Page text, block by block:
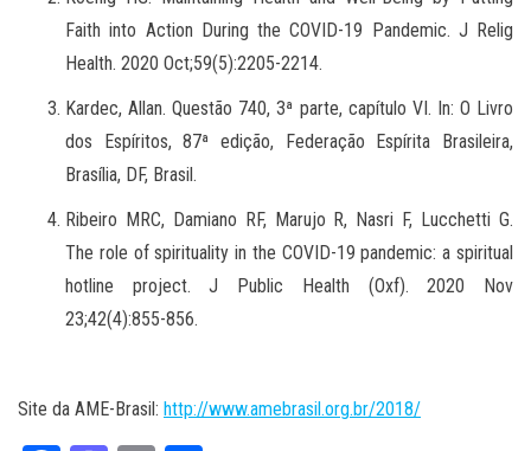
Faith into Action During the COVID-19 Pandemic. J Relig
Health. 2020 Oct;59(5):2205-2214.
Kardec, Allan. Questão 740, 3ª parte, capítulo VI. In: O Livro
dos Espíritos, 87ª edição, Federação Espírita Brasileira,
Brasília, DF, Brasil.
Ribeiro MRC, Damiano RF, Marujo R, Nasri F, Lucchetti G.
The role of spirituality in the COVID-19 pandemic: a spiritual
hotline project.J Public Health (Oxf). 2020 Nov
23;42(4):855-856.
Site da AME-Brasil: http://www.amebrasil.org.br/2018/